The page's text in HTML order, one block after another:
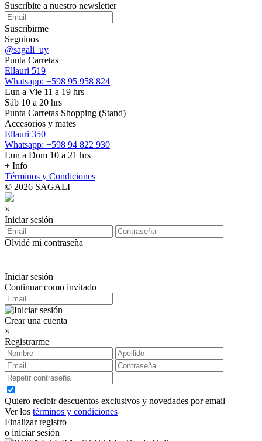
Suscribite a nuestro newsletter
Suscribirme
Seguinos
@sagali_uy
Punta Carretas
Ellauri 519
Whatsapp: +598 95 958 824
Lun a Vie 11 a 19 hrs
Sáb 10 a 20 hrs
Punta Carretas Shopping (Stand)
Accesorios y mates
Ellauri 350
Whatsapp: +598 94 822 930
Lun a Dom 10 a 21 hrs
+ Info
Términos y Condiciones
© 2026 SAGALI
×
Iniciar sesión
Olvidé mi contraseña
Iniciar sesión
Continuar como invitado
Crear una cuenta
×
Registrarme
Quiero recibir descuentos exclusivos y novedades por email
Ver los términos y condiciones
Finalizar registro
o iniciar sesión